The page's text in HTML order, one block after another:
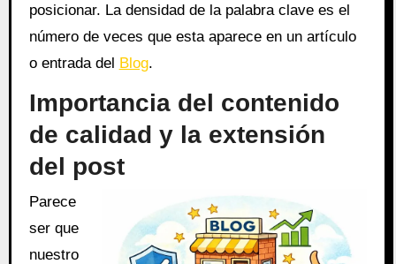
posicionar. La densidad de la palabra clave es el
número de veces que esta aparece en un artículo
o entrada del Blog.
Importancia del contenido
de calidad y la extensión
del post
Parece
ser que
nuestro